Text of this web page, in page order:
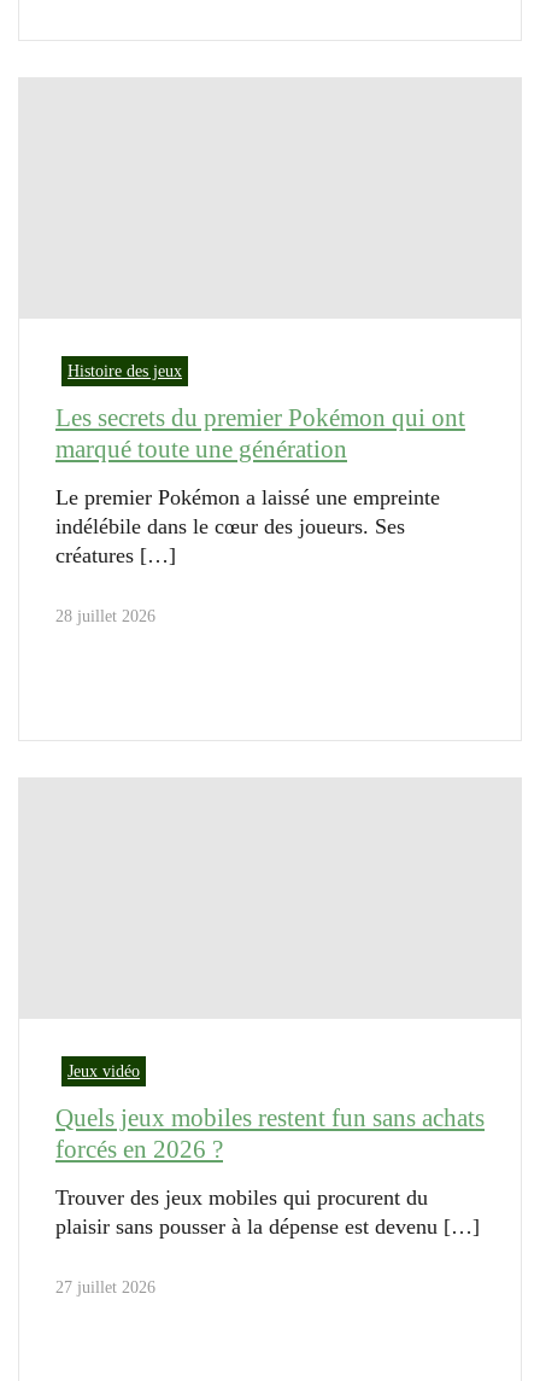
Histoire des jeux
Les secrets du premier Pokémon qui ont
marqué toute une génération
Le premier Pokémon a laissé une empreinte
indélébile dans le cœur des joueurs. Ses
créatures
28 juillet 2026
Jeux vidéo
Quels jeux mobiles restent fun sans achats
forcés en 2026 ?
Trouver des jeux mobiles qui procurent du
plaisir sans pousser à la dépense est devenu
27 juillet 2026